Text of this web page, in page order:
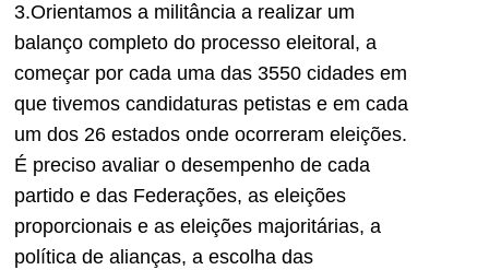
3.Orientamos a militância a realizar um
balanço completo do processo eleitoral , a
começar por cada uma das 3550 cidades em
que tivemos candidaturas petistas e em cada
um dos 26 estados onde ocorreram eleições.
É preciso avaliar o desempenho de cada
partido e das Federações, as eleições
proporcionais e as eleições majoritárias, a
política de alianças, a escolha das